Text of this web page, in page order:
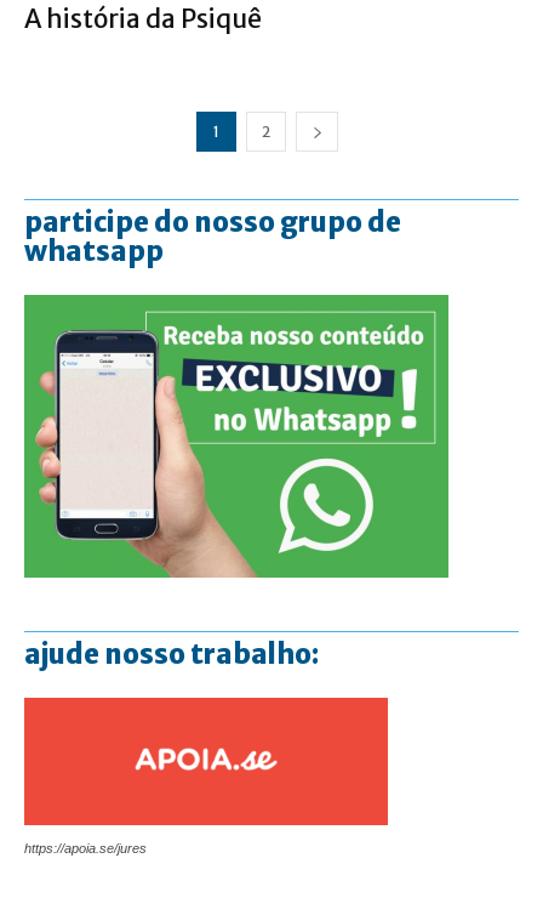
A história da Psiquê
1 2
participe do nosso grupo de
whatsapp
ajude nosso trabalho:
https://apoia.se/jures